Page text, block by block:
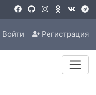
Войти Регистрация